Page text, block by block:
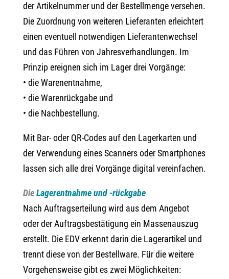
der Artikelnummer und der Bestellmenge versehen.
Die Zuordnung von weiteren Lieferanten erleichtert
einen eventuell notwendigen Lieferantenwechsel
und das Führen von Jahresverhandlungen. Im
Prinzip ereignen sich im Lager drei Vorgänge:
• die Warenentnahme,
• die Warenrückgabe und
• die Nachbestellung.
Mit Bar- oder QR-Codes auf den Lagerkarten und
der Verwendung eines Scanners oder Smartphones
lassen sich alle drei Vorgänge digital vereinfachen.
DieLagerentnahme und -rückgabe
Nach Auftragserteilung wird aus dem Angebot
oder der Auftragsbestätigung ein Massenauszug
erstellt. Die EDV erkennt darin die Lagerartikel und
trennt diese von der Bestellware. Für die weitere
Vorgehensweise gibt es zwei Möglichkeiten: